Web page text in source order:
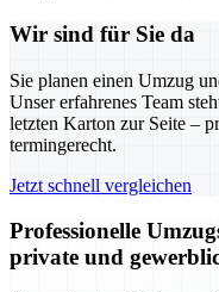
Wir sind für Sie da
Sie planen einen Umzug
Unser erfahrenes Team
letzten Karton zur Seite –
termingerecht.
Jetzt schnell vergleichen
Professionelle
private und